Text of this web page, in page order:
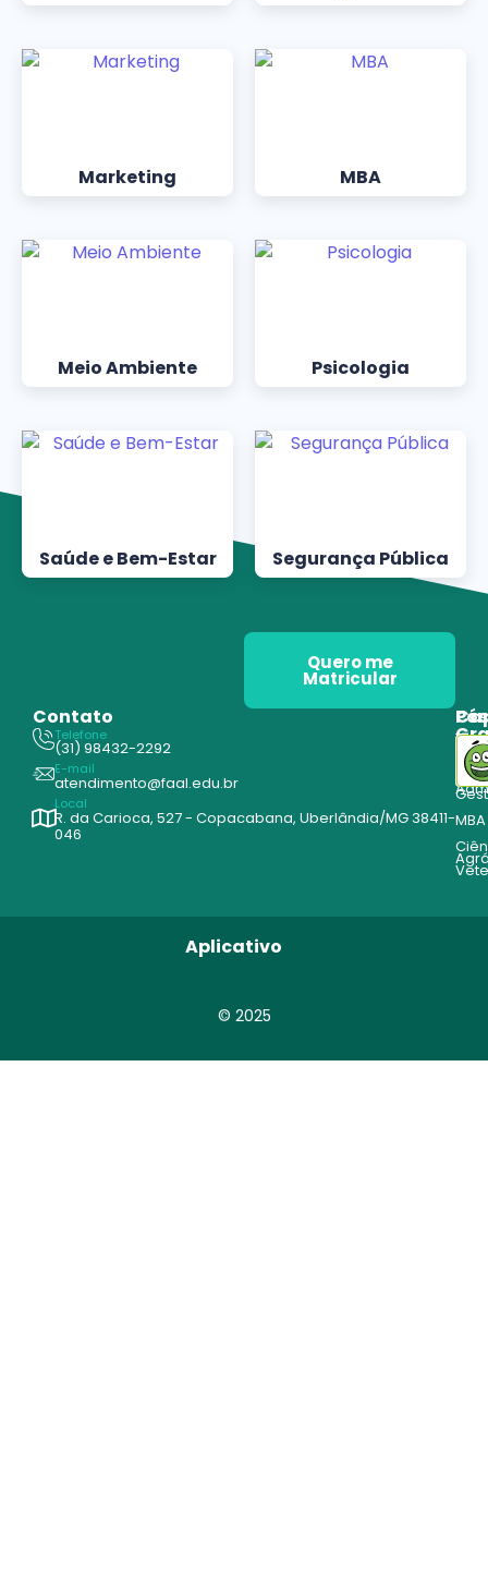
Marketing MBA
Meio Ambiente Psicologia
Saúde e Bem-Estar Segurança Pública
Quero me
Matricular
Contato
Telefone
(31) 98432-2292
E-mail
atendimento@faal.edu.br
Local
R. da Carioca, 527 - Copacabana, Uberlândia/MG 38411-
046
MBA
© 2025
Aplicativo